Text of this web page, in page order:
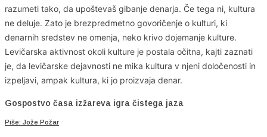
razumeti tako, da upoštevaš gibanje denarja. Če tega ni, kultura
ne deluje. Zato je brezpredmetno govoričenje o kulturi, ki
denarnih sredstev ne omenja, neko krivo dojemanje kulture.
Levičarska aktivnost okoli kulture je postala očitna, kajti zaznati
je, da levičarske dejavnosti ne mika kultura v njeni določenosti in
izpeljavi, ampak kultura, ki jo proizvaja denar.
Gospostvo časa izžareva igra čistega jaza
Piše: Jože Požar